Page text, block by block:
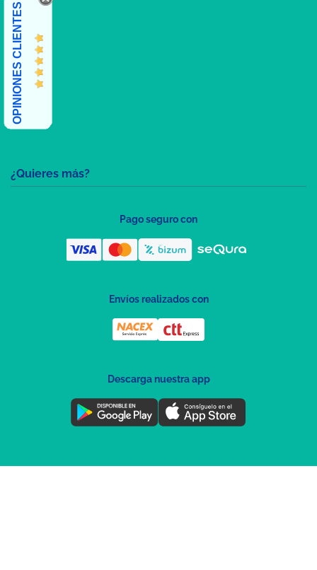
¿Quieres más?
OPINIONES CLIENTES
Pago seguro con
Envíos realizados con
Descarga nuestra app